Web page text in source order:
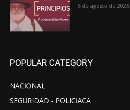
6 de agosto de 2026
POPULAR CATEGORY
NACIONAL
SEGURIDAD - POLICIACA